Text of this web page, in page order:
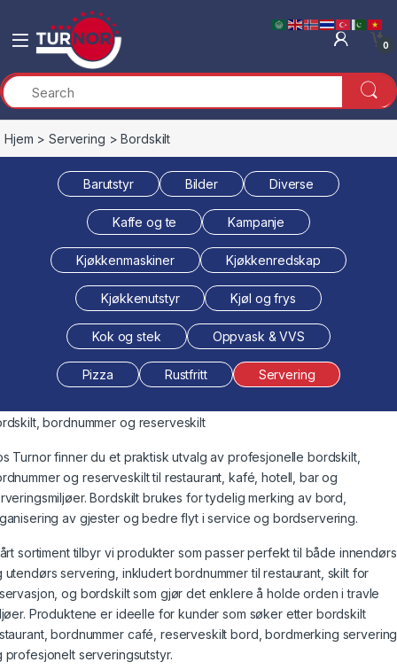
Skip to navigation
Skip to content
0
Hjem >Servering > Bordskilt
Barutstyr Bilder Diverse
Kaffe og te Kampanje
Kjøkkenmaskiner Kjøkkenredskap
Kjøkkenutstyr Kjøl og frys
Kok og stek Oppvask & VVS
Pizza Rustfritt Servering
bordnummer og reserveskilt
Turnor finner du et praktisk utvalg av profesjonelle bordskilt,
og reserveskilt til restaurant, kafé, hotell, bar og
Bordskilt brukes for tydelig merking av bord,
av gjester og bedre flyt i service og bordservering.
sortiment tilbyr vi produkter som passer perfekt til både innendørs
utendørs servering, inkludert bordnummer til restaurant, skilt for
og bordskilt som gjør det enklere å holde orden i travle
Produktene er ideelle for kunder som søker etter bordskilt
bordnummer café, reserveskilt bord, bordmerking servering
profesjonelt serveringsutstyr.